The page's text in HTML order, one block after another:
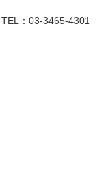
：03-3465-4301